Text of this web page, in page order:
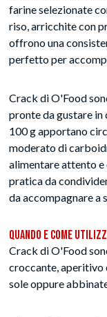
farine selezionate
riso, arricchite con
offrono una
perfetto per
Crack di O'Food
pronte da gustare
100 g apportano
moderato di
alimentare attento e
pratica da
da accompagnare a
Quando e Come
Crack di O'Food
croccante, aperitivo
sole oppure